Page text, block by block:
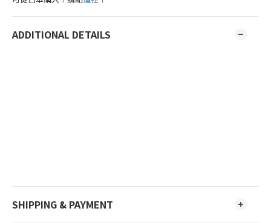
ADDITIONAL DETAILS
SHIPPING & PAYMENT